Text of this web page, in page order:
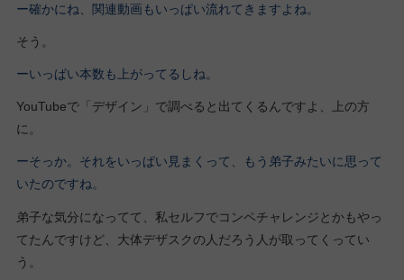
ー確かにね、関連動画もいっぱい流れてきますよね。
そう。
ーいっぱい本数も上がってるしね。
YouTubeで「デザイン」で調べると出てくるんですよ、上の方
に。
ーそっか。それをいっぱい見まくって、もう弟子みたいに思って
いたのですね。
弟子な気分になってて、私セルフでコンペチャレンジとかもやっ
てたんですけど、大体デザスクの人だろう人が取ってくってい
う。